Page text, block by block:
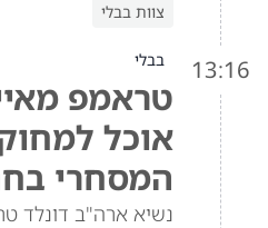
צוות בבלי
13:16 בבלי
טראמפ
אוכל
המסחרי
נשיא ארה"ב דונלד